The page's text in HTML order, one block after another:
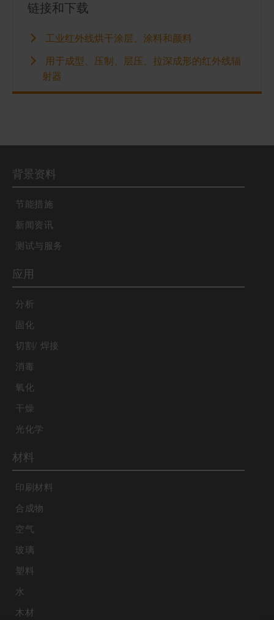
链接和下载
工业红外线烘干涂层、涂料和颜料
用于成型、压制、层压、拉深成形的红外线辐
射器
背景资料
节能措施
新闻资讯
测试与服务
应用
分析
固化
切割/ 焊接
消毒
氧化
干燥
光化学
材料
印刷材料
合成物
空气
玻璃
塑料
水
木材